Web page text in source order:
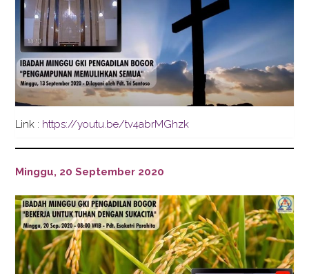
Link : https://youtu.be/tv4abrMGhzk
Minggu, 20 September 2020